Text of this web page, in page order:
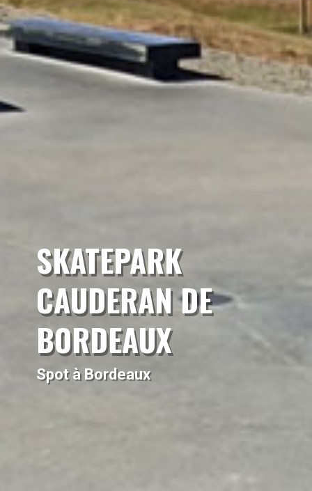
SKATEPARK
CAUDERAN DE
BORDEAUX
Spot à Bordeaux